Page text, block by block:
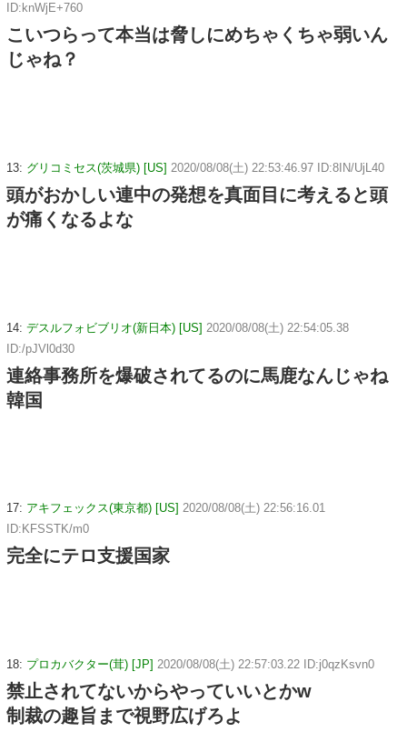
ID:knWjE+760
こいつらって本当は脅しにめちゃくちゃ弱いん
じゃね？
13: グリコミセス(茨城県) [US] 2020/08/08(土) 22:53:46.97 ID:8IN/UjL40
頭がおかしい連中の発想を真面目に考えると頭
が痛くなるよな
14: デスルフォビブリオ(新日本) [US] 2020/08/08(土) 22:54:05.38
ID:/pJVl0d30
連絡事務所を爆破されてるのに馬鹿なんじゃね
韓国
17: アキフェックス(東京都) [US] 2020/08/08(土) 22:56:16.01
ID:KFSSTK/m0
完全にテロ支援国家
18: プロカバクター(茸) [JP] 2020/08/08(土) 22:57:03.22 ID:j0qzKsvn0
禁止されてないからやっていいとかw
制裁の趣旨まで視野広げろよ